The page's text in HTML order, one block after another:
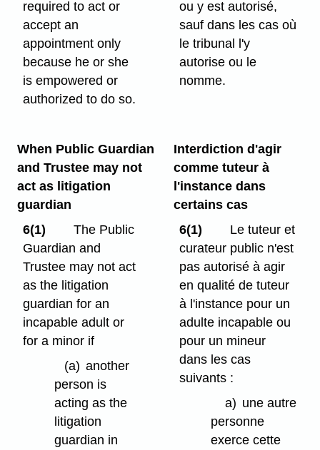
required to act or
accept an
appointment only
because he or she
is empowered or
authorized to do so.
ou y est autorisé,
sauf dans les cas où
le tribunal l'y
autorise ou le
nomme.
When Public Guardian
and Trustee may not
act as litigation
guardian
6(1)
The Public
Guardian and
Trustee may not act
as the litigation
guardian for an
incapable adult or
for a minor if
(a) another
person is
acting as the
litigation
guardian in
Interdiction d'agir
comme tuteur à
l'instance dans
certains cas
6(1)
Le tuteur et
curateur public n'est
pas autorisé à agir
en qualité de tuteur
à l'instance pour un
adulte incapable ou
pour un mineur
dans les cas
suivants :
a) une autre
personne
exerce cette